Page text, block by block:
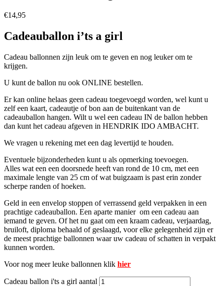
€14,95
Cadeauballon i’ts a girl
Cadeau ballonnen zijn leuk om te geven en nog leuker om te
krijgen.
U kunt de ballon nu ook ONLINE bestellen.
Er kan online helaas geen cadeau toegevoegd worden, wel kunt u
zelf een kaart, cadeautje of bon aan de buitenkant van de
cadeauballon hangen. Wilt u wel een cadeau IN de ballon hebben
dan kunt het cadeau afgeven in HENDRIK IDO AMBACHT.
We vragen u rekening met een dag levertijd te houden.
Eventuele bijzonderheden kunt u als opmerking toevoegen.
Alles wat een een doorsnede heeft van rond de 10 cm, met een
maximale lengte van 25 cm of wat buigzaam is past erin zonder
scherpe randen of hoeken.
Geld in een envelop stoppen of verrassend geld verpakken in een
prachtige cadeauballon. Een aparte manier om een cadeau aan
iemand te geven. Of het nu gaat om een kraam cadeau, verjaardag,
bruiloft, diploma behaald of geslaagd, voor elke gelegenheid zijn er
de meest prachtige ballonnen waar uw cadeau of schatten in verpakt
kunnen worden.
Voor nog meer leuke ballonnen klik hier
Cadeau ballon i'ts a girl aantal